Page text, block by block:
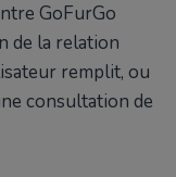
GoFurGo
de la relation
remplit, ou
consultation de